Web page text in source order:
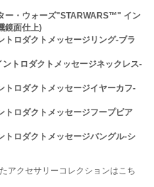
ー・ウォーズ"STARWARS™" イン
鏡面仕上)
ロダクトメッセージリング-ブラ
トロダクトメッセージネックレス-
ロダクトメッセージイヤーカフ-
ロダクトメッセージフープピア
ロダクトメッセージバングル-シ
アクセサリーコレクションはこち